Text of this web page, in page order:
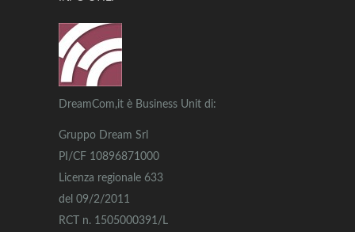
DreamCom,it è Business Unit di:
Gruppo Dream Srl
PI/CF 10896871000
Licenza regionale 633
del 09/2/2011
RCT n. 1505000391/L